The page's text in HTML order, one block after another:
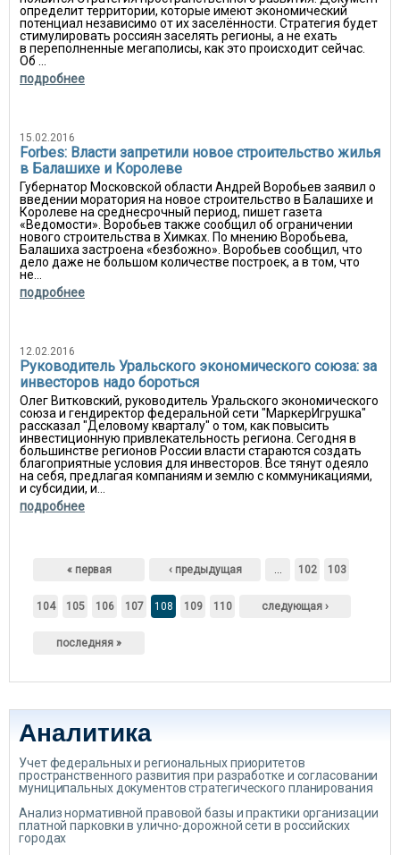
определит территории, которые имеют экономический
потенциал независимо от их заселённости. Стратегия будет
стимулировать россиян заселять регионы, а не ехать
в переполненные мегаполисы, как это происходит сейчас.
Об ...
подробнее
15.02.2016
Forbes: Власти запретили новое строительство жилья
в Балашихе и Королеве
Губернатор Московской области Андрей Воробьев заявил о
введении моратория на новое строительство в Балашихе и
Королеве на среднесрочный период, пишет газета
«Ведомости». Воробьев также сообщил об ограничении
нового строительства в Химках. По мнению Воробьева,
Балашиха застроена «безбожно». Воробьев сообщил, что
дело даже не большом количестве построек, а в том, что
не...
подробнее
12.02.2016
Руководитель Уральского экономического союза: за
инвесторов надо бороться
Олег Витковский, руководитель Уральского экономического
союза и гендиректор федеральной сети "МаркерИгрушка"
рассказал "Деловому кварталу" о том, как повысить
инвестиционную привлекательность региона. Сегодня в
большинстве регионов России власти стараются создать
благоприятные условия для инвесторов. Все тянут одеяло
на себя, предлагая компаниям и землю с коммуникациями,
и субсидии, и...
подробнее
Страницы
« первая ‹ предыдущая … 102 103
104 105 106 107 108 109 110 следующая ›
последняя »
Аналитика
Учет федеральных и региональных приоритетов
пространственного развития при разработке и согласовании
муниципальных документов стратегического планирования
Анализ нормативной правовой базы и практики организации
платной парковки в улично-дорожной сети в российских
городах